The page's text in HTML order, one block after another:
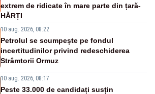
extrem de ridicate în mare parte din țară-
HĂRȚI
10 aug. 2026, 08:22
Petrolul se scumpește pe fondul
incertitudinilor privind redeschiderea
Strâmtorii Ormuz
10 aug. 2026, 08:17
Peste 33.000 de candidați susțin